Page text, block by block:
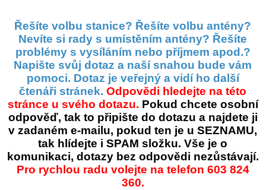
Řešíte volbu stanice? Řešíte volbu antény?
Nevíte si rady s umístěním antény? Řešíte
problémy s vysíláním nebo příjmem apod.?
Napište svůj dotaz a naší snahou bude vám
pomoci. Dotaz je veřejný a vidí ho další
čtenáři stránek.Odpovědi hledejte na této
stránce u svého dotazu. Pokud chcete osobní
odpověď, tak to připište do dotazu a najdete ji
v zadaném e-mailu, pokud ten je u SEZNAMU,
tak hlídejte i SPAM složku. Vše je o
komunikaci, dotazy bez odpovědi nezůstávají.
Pro rychlou radu volejte na telefon 603 824
360.